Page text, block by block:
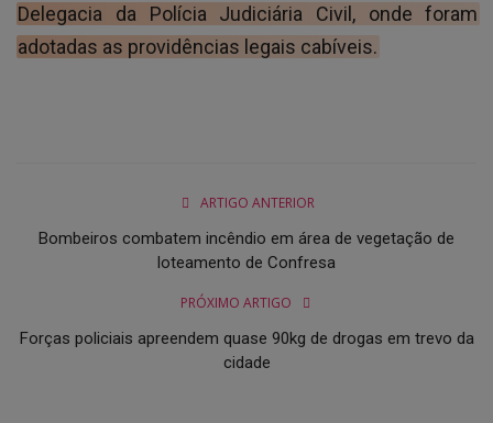
Delegacia da Polícia Judiciária Civil, onde foram
adotadas as providências legais cabíveis.
ARTIGO ANTERIOR
Bombeiros combatem incêndio em área de vegetação de
loteamento de Confresa
PRÓXIMO ARTIGO
Forças policiais apreendem quase 90kg de drogas em trevo da
cidade